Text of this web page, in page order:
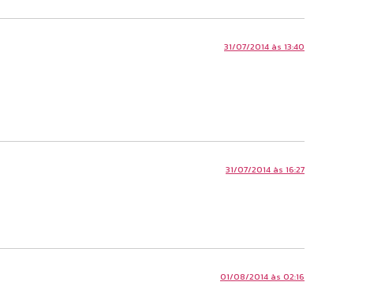
31/07/2014 às 13:40
31/07/2014 às 16:27
01/08/2014 às 02:16